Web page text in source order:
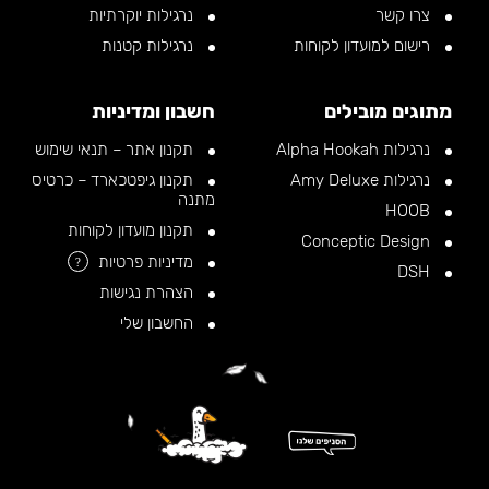
צרו קשר
רישום למועדון לקוחות
נרגילות יוקרתיות
נרגילות קטנות
מתוגים מובילים
נרגילות Alpha Hookah
נרגילות Amy Deluxe
חשבון ומדיניות
תקנון אתר – תנאי שימוש
תקנון גיפטכארד – כרטיס
מתנה
תקנון מועדון לקוחות
מדיניות פרטיות
?
הצהרת נגישות
החשבון שלי